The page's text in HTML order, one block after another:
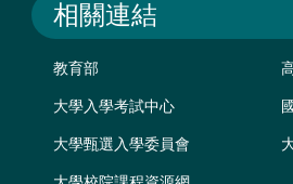
相關連結
教育部
大學入學考試中心
大學甄選入學委員會